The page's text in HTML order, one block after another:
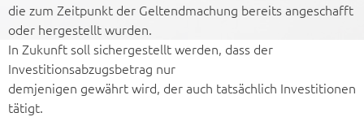
die zum Zeitpunkt der Geltendmachung bereits angeschafft
oder hergestellt wurden.
In Zukunft soll sichergestellt werden, dass der
Investitionsabzugsbetrag nur
demjenigen gewährt wird, der auch tatsächlich Investitionen
tätigt.